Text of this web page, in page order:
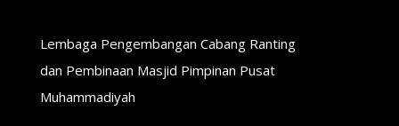
Lembaga Pengembangan Cabang Ranting
dan Pembinaan Masjid Pimpinan Pusat
Muhammadiyah